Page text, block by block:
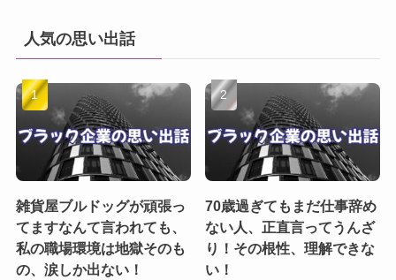
人気の思い出話
雑貨屋ブルドッグが頑張っ
てますなんて言われても、
私の職場環境は地獄そのも
の、涙しか出ない！
70歳過ぎてもまだ仕事辞め
ない人、正直言ってうんざ
り！その根性、理解できな
い！